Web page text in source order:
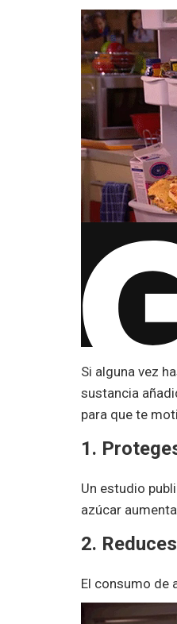
Si alguna vez
sustancia
para que te
1.
Un estudio
azúcar
2.
El consumo de